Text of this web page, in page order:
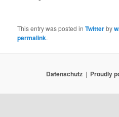
This entry was posted inTwitterby
permalink.
Datenschutz Proudly